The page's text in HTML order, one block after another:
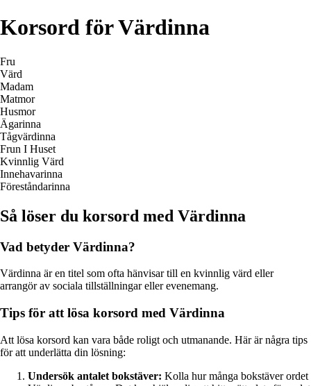
Korsord för Värdinna
Fru
Värd
Madam
Matmor
Husmor
Ägarinna
Tågvärdinna
Frun I Huset
Kvinnlig Värd
Innehavarinna
Föreståndarinna
Så löser du korsord med Värdinna
Vad betyder Värdinna?
Värdinna är en titel som ofta hänvisar till en kvinnlig värd eller
arrangör av sociala tillställningar eller evenemang.
Tips för att lösa korsord med Värdinna
Att lösa korsord kan vara både roligt och utmanande. Här är några tips
för att underlätta din lösning:
Undersök antalet bokstäver: Kolla hur många bokstäver ordet